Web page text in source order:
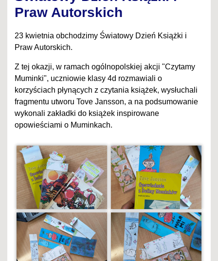
Praw Autorskich
23 kwietnia obchodzimy Światowy Dzień Książki i
Praw Autorskich.
Z tej okazji, w ramach ogólnopolskiej akcji "Czytamy
Muminki", uczniowie klasy 4d rozmawiali o
korzyściach płynących z czytania książek, wysłuchali
fragmentu utworu Tove Jansson, a na podsumowanie
wykonali zakładki do książek inspirowane
opowieściami o Muminkach.